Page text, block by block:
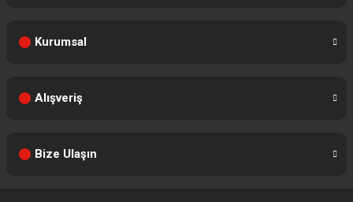
Kurumsal
Alışveriş
Bize Ulaşın